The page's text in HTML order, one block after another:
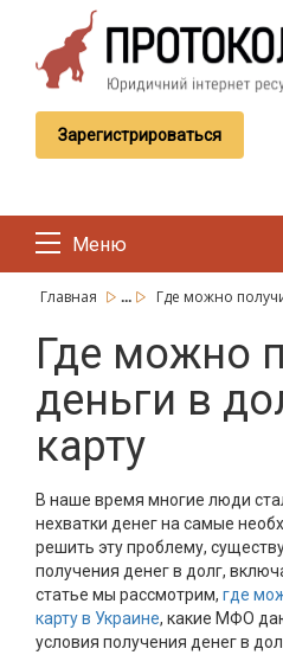
Зарегистрироваться
Меню
Главная ... Где можно
Где можно
деньги в
карту
В наше время многие люди
нехватки денег на самые
решить эту проблему,
получения денег в долг,
статье мы рассмотрим, где
карту в Украине, какие МФО
условия получения денег в